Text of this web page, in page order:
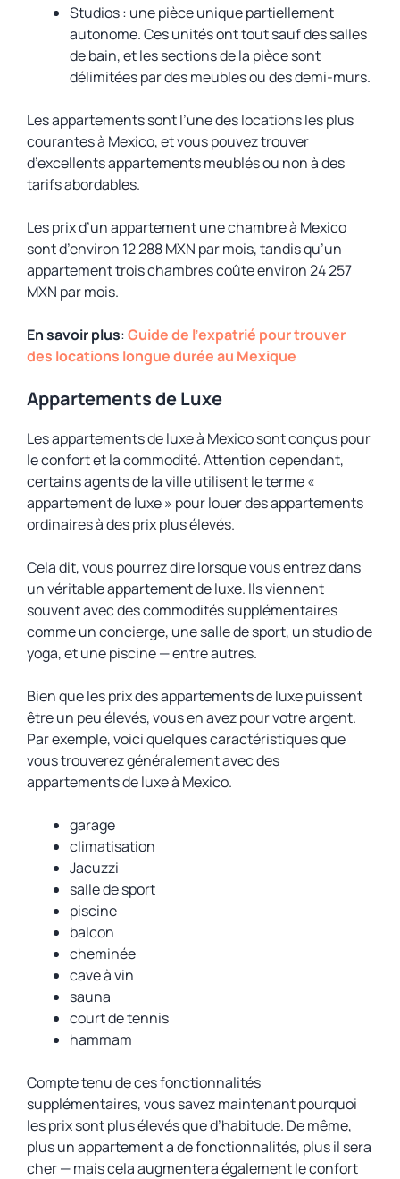
Studios : une pièce unique partiellement
autonome. Ces unités ont tout sauf des salles
de bain, et les sections de la pièce sont
délimitées par des meubles ou des demi-murs.
Les appartements sont l’une des locations les plus
courantes à Mexico, et vous pouvez trouver
d’excellents appartements meublés ou non à des
tarifs abordables.
Les prix d’un appartement une chambre à Mexico
sont d’environ 12 288 MXN par mois, tandis qu’un
appartement trois chambres coûte environ 24 257
MXN par mois.
En savoir plus:Guide de l’expatrié pour trouver
des locations longue durée au Mexique
Appartements de Luxe
Les appartements de luxe à Mexico sont conçus pour
le confort et la commodité. Attention cependant,
certains agents de la ville utilisent le terme «
appartement de luxe » pour louer des appartements
ordinaires à des prix plus élevés.
Cela dit, vous pourrez dire lorsque vous entrez dans
un véritable appartement de luxe. Ils viennent
souvent avec des commodités supplémentaires
comme un concierge, une salle de sport, un studio de
yoga, et une piscine — entre autres.
Bien que les prix des appartements de luxe puissent
être un peu élevés, vous en avez pour votre argent.
Par exemple, voici quelques caractéristiques que
vous trouverez généralement avec des
appartements de luxe à Mexico.
garage
climatisation
Jacuzzi
salle de sport
piscine
balcon
cheminée
cave à vin
sauna
court de tennis
hammam
Compte tenu de ces fonctionnalités
supplémentaires, vous savez maintenant pourquoi
les prix sont plus élevés que d’habitude. De même,
plus un appartement a de fonctionnalités, plus il sera
cher — mais cela augmentera également le confort